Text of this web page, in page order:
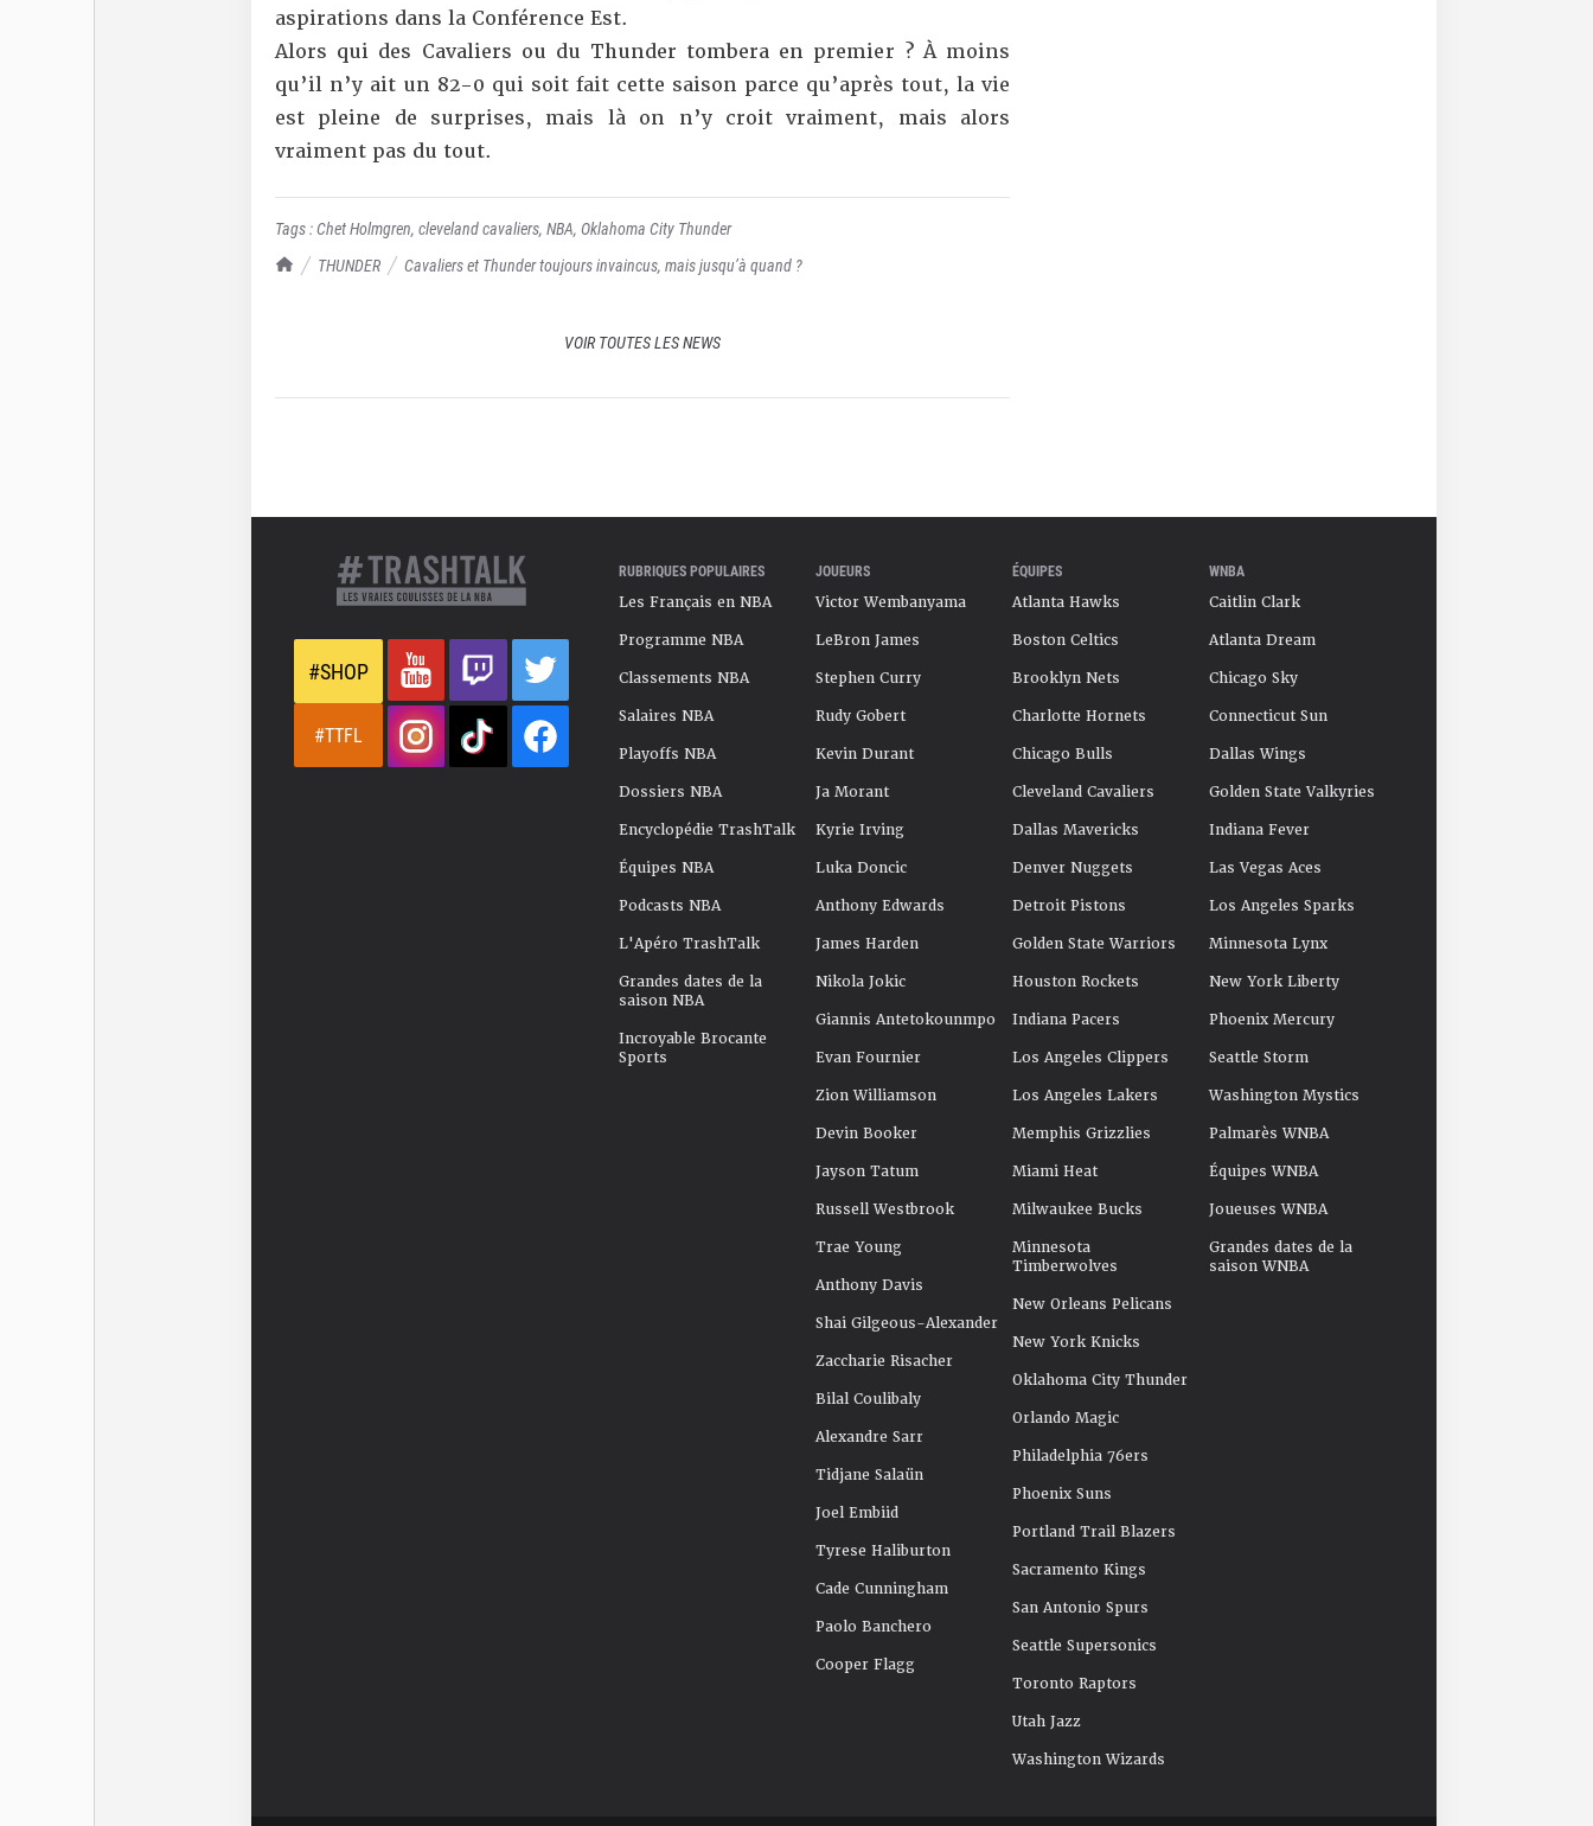
TrashTalk Actu NBA
THUNDER Cavaliers et Thunder toujours invaincus, mais jusqu’à quand ?
aspirations dans la Conférence Est.
Alors qui des Cavaliers ou du Thunder tombera en premier ? À moins
qu’il n’y ait un 82-0 qui soit fait cette saison parce qu’après tout, la vie
est pleine de surprises, mais là on n’y croit vraiment, mais alors
vraiment pas du tout.
Tags :Chet Holmgren, cleveland cavaliers, NBA, Oklahoma City Thunder
VOIR TOUTES LES NEWS
#SHOP
#TTFL
RUBRIQUES POPULAIRES
Les Français en NBA
Programme NBA
Classements NBA
Salaires NBA
Playoffs NBA
Dossiers NBA
Encyclopédie TrashTalk
Équipes NBA
Podcasts NBA
L'Apéro TrashTalk
Grandes dates de la
saison NBA
Incroyable Brocante
Sports
JOUEURS
Victor Wembanyama
LeBron James
Stephen Curry
Rudy Gobert
Kevin Durant
Ja Morant
Kyrie Irving
Luka Doncic
Anthony Edwards
James Harden
Nikola Jokic
Giannis Antetokounmpo
Evan Fournier
Zion Williamson
Devin Booker
Jayson Tatum
Russell Westbrook
Trae Young
Anthony Davis
Shai Gilgeous-Alexander
Zaccharie Risacher
Bilal Coulibaly
Alexandre Sarr
Tidjane Salaün
Joel Embiid
Tyrese Haliburton
Cade Cunningham
Paolo Banchero
Cooper Flagg
ÉQUIPES
Atlanta Hawks
Boston Celtics
Brooklyn Nets
Charlotte Hornets
Chicago Bulls
Cleveland Cavaliers
Dallas Mavericks
Denver Nuggets
Detroit Pistons
Golden State Warriors
Houston Rockets
Indiana Pacers
Los Angeles Clippers
Los Angeles Lakers
Memphis Grizzlies
Miami Heat
Milwaukee Bucks
Minnesota
Timberwolves
New Orleans Pelicans
New York Knicks
Oklahoma City Thunder
Orlando Magic
Philadelphia 76ers
Phoenix Suns
Portland Trail Blazers
Sacramento Kings
San Antonio Spurs
Seattle Supersonics
Toronto Raptors
Utah Jazz
Washington Wizards
WNBA
Caitlin Clark
Atlanta Dream
Chicago Sky
Connecticut Sun
Dallas Wings
Golden State Valkyries
Indiana Fever
Las Vegas Aces
Los Angeles Sparks
Minnesota Lynx
New York Liberty
Phoenix Mercury
Seattle Storm
Washington Mystics
Palmarès WNBA
Équipes WNBA
Joueuses WNBA
Grandes dates de la
saison WNBA